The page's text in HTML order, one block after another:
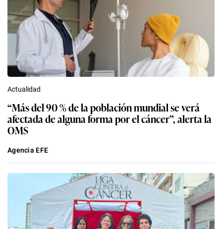
Actualidad
“Más del 90 % de la población mundial se verá
afectada de alguna forma por el cáncer”, alerta la
OMS
Agencia EFE